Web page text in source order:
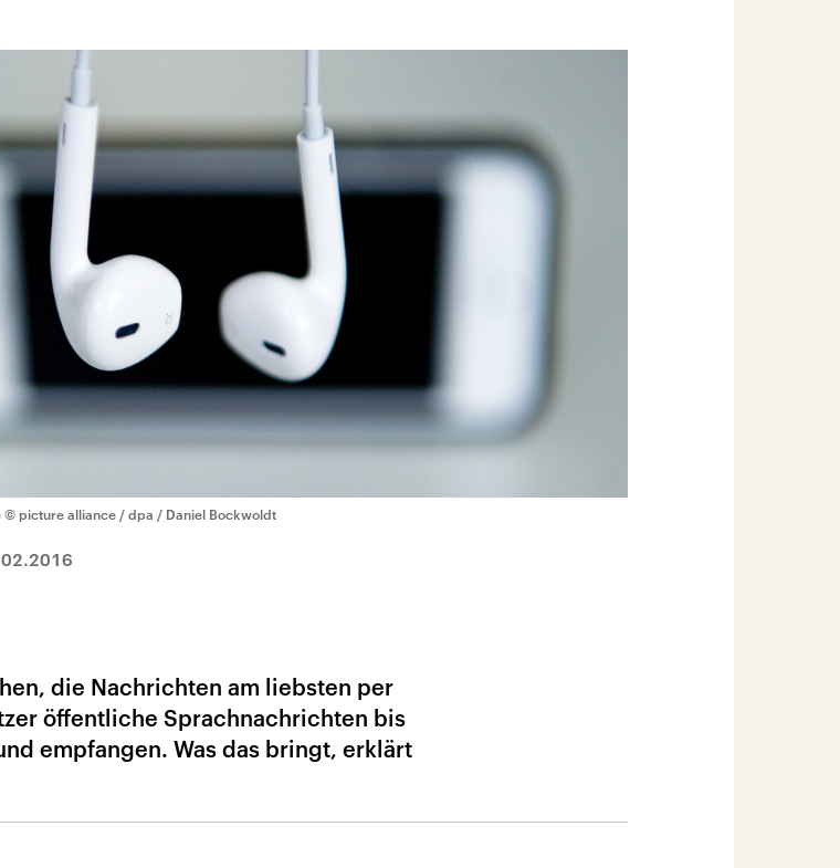
© picture alliance / dpa / Daniel Bockwoldt
die Nachrichten am liebsten per
öffentliche Sprachnachrichten bis
empfangen. Was das bringt, erklärt